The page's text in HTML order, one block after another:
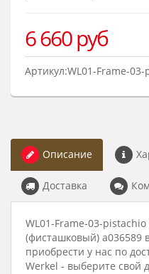
6 660руб
Артикул:WL01-Frame-
Описание
Доставка
WL01-Frame-03-
(фисташковый) a036589
приобрести у нас по
Werkel - выберите свой